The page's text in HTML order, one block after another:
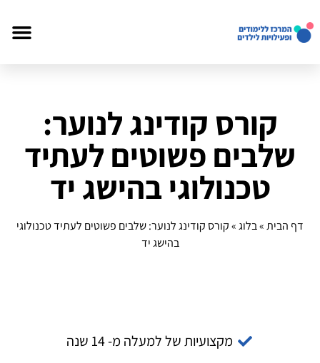
קורס קודינג לנוער:
שלבים פשוטים לעתיד
טכנולוגי בהישג יד
דף הבית»בלוג»קורס קודינג לנוער: שלבים פשוטים לעתיד טכנולוגי
בהישג יד
מקצועיות של למעלה מ- 14 שנה